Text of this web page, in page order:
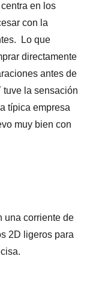
en los
con la
Lo que
directamente
antes de
tuve la sensación
típica empresa
muy bien con
una corriente de
2D ligeros para